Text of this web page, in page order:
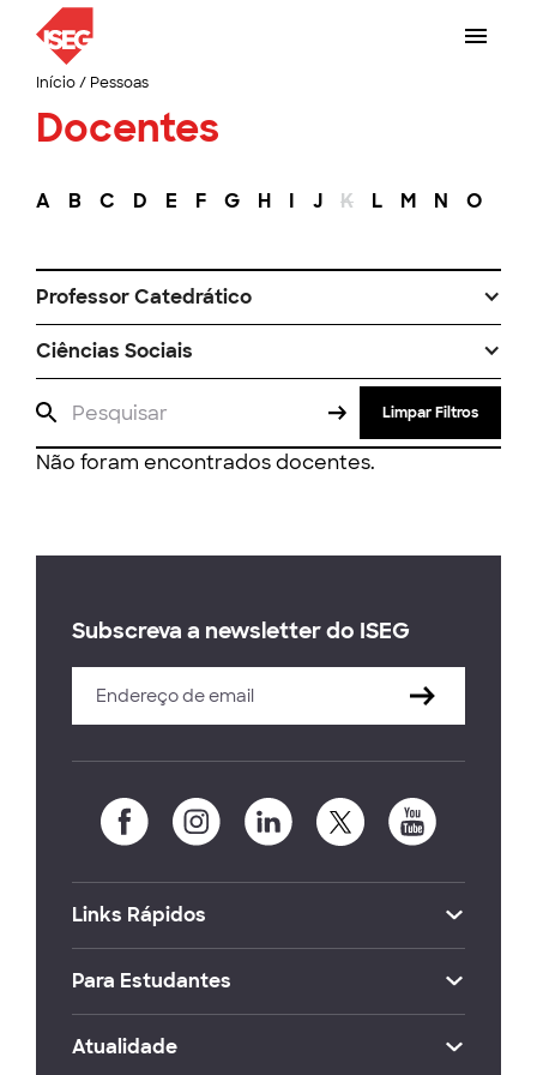
Início/ Pessoas
Docentes
A B C D E F G H I J K L M N O
Professor Catedrático
Ciências Sociais
Limpar Filtros
Não foram encontrados docentes.
Subscreva a newsletter do ISEG
Links Rápidos
Para Estudantes
Atualidade